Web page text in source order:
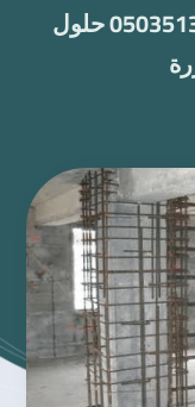
شركة تدعيم مباني بالرياض 0503513564 حلول